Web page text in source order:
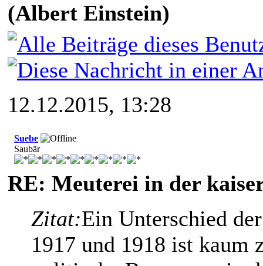
(Albert Einstein)
12.12.2015, 13:28
Suebe
Saubär
RE: Meuterei in der
Zitat:Ein Unterschied
1917 und 1918 ist kaum